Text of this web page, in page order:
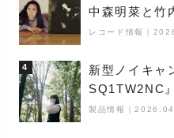
中森明菜と竹
レコード情報
4
新型ノイキャ
SQ1TW2NC
り得るーシン
製品情報 ｜